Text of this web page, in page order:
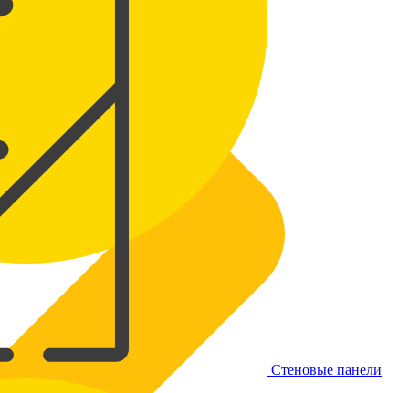
Стеновые панели